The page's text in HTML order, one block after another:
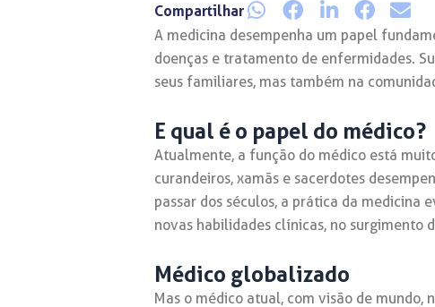
Compartilhar
A medicina desempenha um papel
doenças e tratamento de enfermidades.
seus familiares, mas também na
E qual é o papel do médico?
Atualmente, a função do médico está
curandeiros, xamãs e sacerdotes
passar dos séculos, a prática da medicina
novas habilidades clínicas, no surgimento
Médico globalizado
Mas o médico atual, com visão de